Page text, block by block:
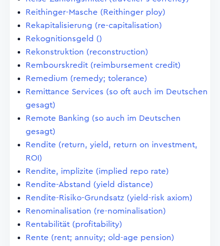
Reithinger-Masche (Reithinger ploy)
Rekapitalisierung (re-capitalisation)
Rekognitionsgeld ()
Rekonstruktion (reconstruction)
Rembourskredit (reimbursement credit)
Remedium (remedy; tolerance)
Remittance Services (so oft auch im Deutschen
gesagt)
Remote Banking (so auch im Deutschen
gesagt)
Rendite (return, yield, return on investment,
ROI)
Rendite, implizite (implied repo rate)
Rendite-Abstand (yield distance)
Rendite-Risiko-Grundsatz (yield-risk axiom)
Renominalisation (re-nominalisation)
Rentabilität (profitability)
Rente (rent; annuity; old-age pension)